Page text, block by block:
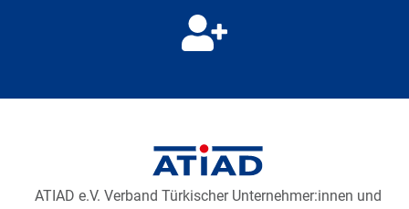
E-Bülten aboneliğini yükleyiniz
ATIAD e.V. Verband Türkischer Unternehmer:innen und